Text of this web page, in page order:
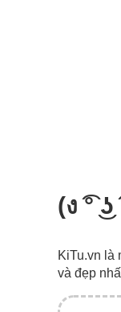
(ง ͡°
KiTu.vn là
và đẹp